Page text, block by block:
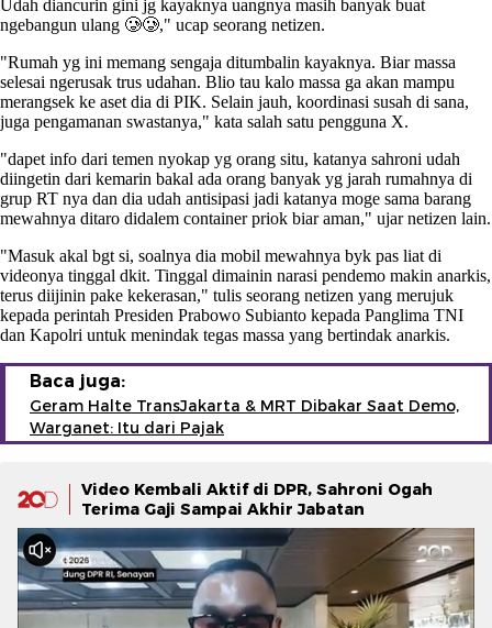
Udah diancurin gini jg kayaknya uangnya masih banyak buat
ngebangun ulang 🥲🥲," ucap seorang netizen.
"Rumah yg ini memang sengaja ditumbalin kayaknya. Biar massa
selesai ngerusak trus udahan. Blio tau kalo massa ga akan mampu
merangsek ke aset dia di PIK. Selain jauh, koordinasi susah di sana,
juga pengamanan swastanya," kata salah satu pengguna X.
"dapet info dari temen nyokap yg orang situ, katanya sahroni udah
diingetin dari kemarin bakal ada orang banyak yg jarah rumahnya di
grup RT nya dan dia udah antisipasi jadi katanya moge sama barang
mewahnya ditaro didalem container priok biar aman," ujar netizen lain.
"Masuk akal bgt si, soalnya dia mobil mewahnya byk pas liat di
videonya tinggal dkit. Tinggal dimainin narasi pendemo makin anarkis,
terus diijinin pake kekerasan," tulis seorang netizen yang merujuk
kepada perintah Presiden Prabowo Subianto kepada Panglima TNI
dan Kapolri untuk menindak tegas massa yang bertindak anarkis.
Baca juga:
Geram Halte TransJakarta & MRT Dibakar Saat Demo,
Warganet: Itu dari Pajak
Video Kembali Aktif di DPR, Sahroni Ogah
Terima Gaji Sampai Akhir Jabatan